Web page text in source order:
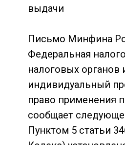
выдачи
Письмо Минфина
Федеральная
налоговых органов
индивидуальный
право применения
сообщает
Пунктом 5 статьи